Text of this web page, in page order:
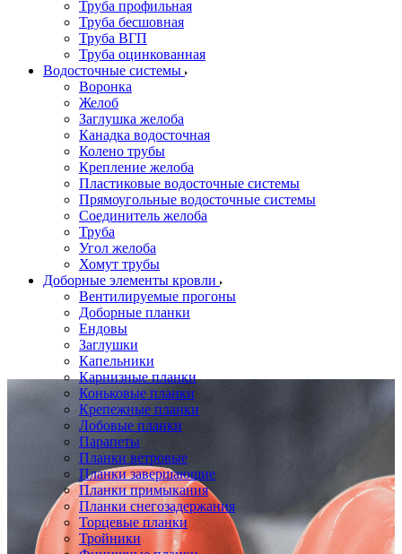
Труба профильная
Труба бесшовная
Труба ВГП
Труба оцинкованная
Водосточные системы
Воронка
Желоб
Заглушка желоба
Канадка водосточная
Колено трубы
Крепление желоба
Пластиковые водосточные системы
Прямоугольные водосточные системы
Соединитель желоба
Труба
Угол желоба
Хомут трубы
Доборные элементы кровли
Вентилируемые прогоны
Доборные планки
Ендовы
Заглушки
Капельники
Карнизные планки
Коньковые планки
Крепежные планки
Лобовые планки
Парапеты
Планки ветровые
Планки завершающие
Планки примыкания
Планки снегозадержания
Торцевые планки
Тройники